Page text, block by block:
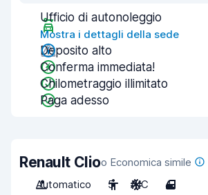
Ufficio di autonoleggio
Mostra i dettagli della sede
Deposito alto
Conferma immediata!
Chilometraggio illimitato
Paga adesso
Renault Clioo Economica simile
Automatico
5 A/C 4